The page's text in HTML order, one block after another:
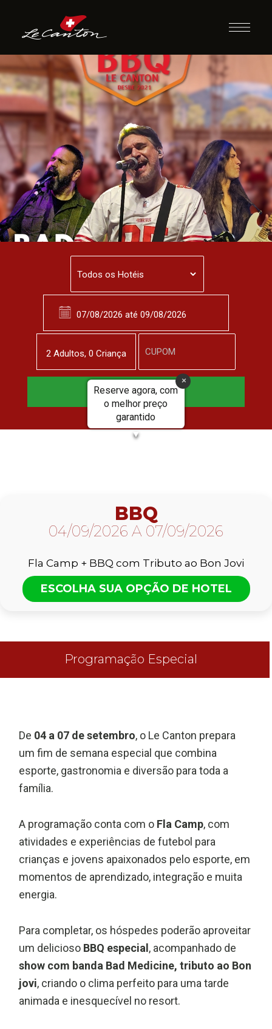
04 à 07/09 |
INDEPENDÊNCIA
BBQ
04/09/2026 A 07/09/2026
Fla Camp + BBQ com Tributo ao Bon Jovi
ESCOLHA SUA OPÇÃO DE HOTEL
Programação Especial
De 04 a 07 de setembro, o Le Canton prepara
um fim de semana especial que combina
esporte, gastronomia e diversão para toda a
família.
A programação conta com o Fla Camp, com
atividades e experiências de futebol para
crianças e jovens apaixonados pelo esporte, em
momentos de aprendizado, integração e muita
energia.
Para completar, os hóspedes poderão aproveitar
um delicioso BBQ especial, acompanhado de
show com banda Bad Medicine, tributo ao Bon
jovi, criando o clima perfeito para uma tarde
animada e inesquecível no resort.
2 Adultos, 0 Criança
Reserve agora, com
o melhor preço
garantido
▼
Reservar Agora